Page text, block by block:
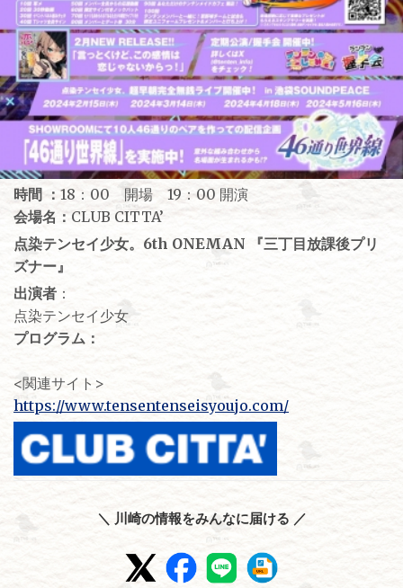
時間 ： 18：00 開場 19：00 開演
会場名： CLUB CITTA’
点染テンセイ少女。6th ONEMAN 『三丁目放課後プリ
ズナー』
出演者 ：
点染テンセイ少女
プログラム：
<関連サイト>
https://www.tensentenseisyoujo.com/
＼ 川崎の情報をみんなに届ける ／